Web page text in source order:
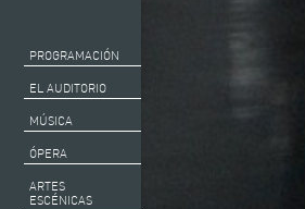
PROGRAMACIÓN
EL AUDITORIO
MÚSICA
ÓPERA
ARTES
ESCÉNICAS